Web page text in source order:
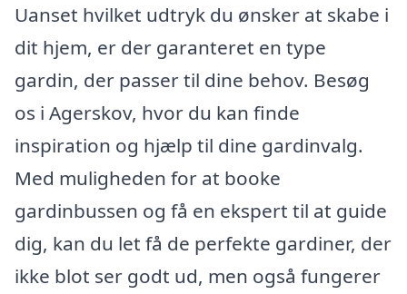
Uanset hvilket udtryk du ønsker at skabe i
dit hjem, er der garanteret en type
gardin, der passer til dine behov. Besøg
os i Agerskov, hvor du kan finde
inspiration og hjælp til dine gardinvalg.
Med muligheden for at booke
gardinbussen og få en ekspert til at guide
dig, kan du let få de perfekte gardiner, der
ikke blot ser godt ud, men også fungerer